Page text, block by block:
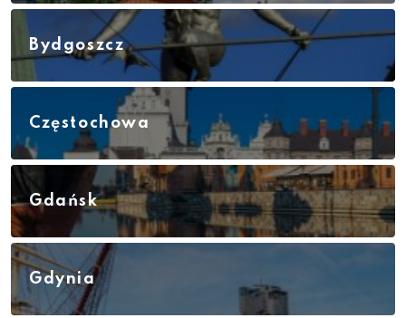
Bydgoszcz
Częstochowa
Gdańsk
Gdynia